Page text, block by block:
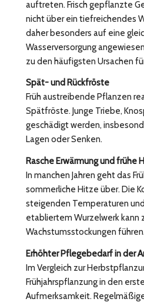
auftreten. Frisch gepflanzte
nicht über ein tiefreichendes
daher besonders auf eine
Wasserversorgung
zu den häufigsten Ursachen
Spät- und Rückfröste
Früh austreibende Pflanzen
Spätfröste. Junge Triebe,
geschädigt werden,
Lagen oder Senken.
Rasche Erwärmung und frühe
In manchen Jahren geht das
sommerliche Hitze über. Die
steigenden Temperaturen
etabliertem Wurzelwerk kann
Wachstumsstockungen führen.
Erhöhter Pflegebedarf in der
Im Vergleich zur
Frühjahrspflanzung in den
Aufmerksamkeit.